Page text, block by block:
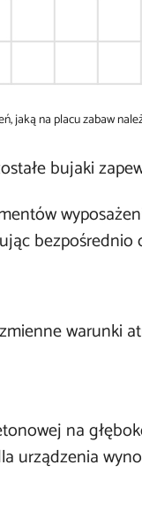
jaką na placu zabaw
bujaki
warunki
na
urządzenia